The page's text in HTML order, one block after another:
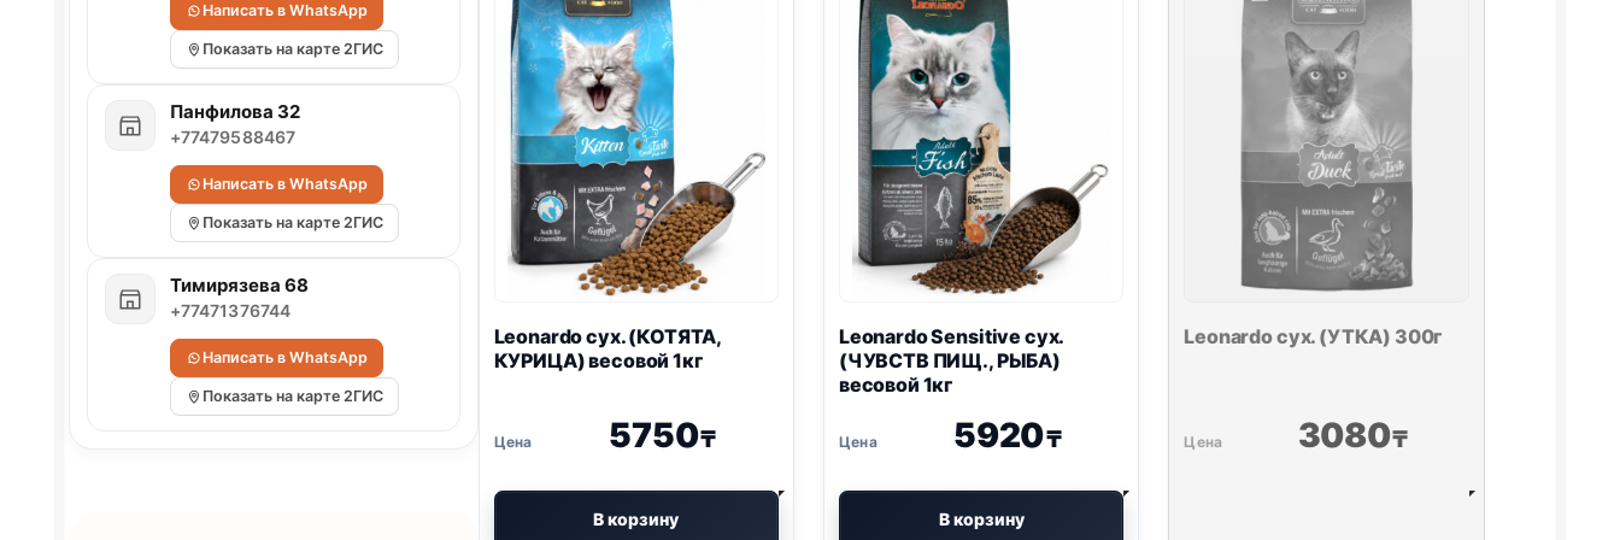
1кг
1кг
Leonardo сух. (КОТЯТА,
КУРИЦА) весовой 1кг
5750₸
В корзину
Leonardo Sensitive сух.
(ЧУВСТВ ПИЩ., РЫБА)
весовой 1кг
5920₸
В корзину
Leonardo сух. (УТКА) 300г
3080₸
Написать в WhatsApp
Показать на карте 2ГИС
Панфилова 32
+77479588467
Написать в WhatsApp
Показать на карте 2ГИС
Тимирязева 68
+77471376744
Написать в WhatsApp
Показать на карте 2ГИС